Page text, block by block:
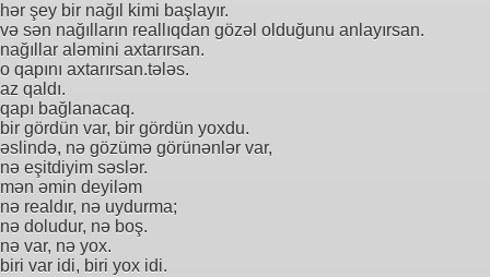
hər şey bir nağıl kimi başlayır.
və sən nağılların reallıqdan gözəl olduğunu anlayırsan.
nağıllar aləmini axtarırsan.
o qapını axtarırsan.tələs.
az qaldı.
qapı bağlanacaq.
bir gördün var, bir gördün yoxdu.
əslində, nə gözümə görünənlər var,
nə eşitdiyim səslər.
mən əmin deyiləm
nə realdır, nə uydurma;
nə doludur, nə boş.
nə var, nə yox.
biri var idi, biri yox idi.